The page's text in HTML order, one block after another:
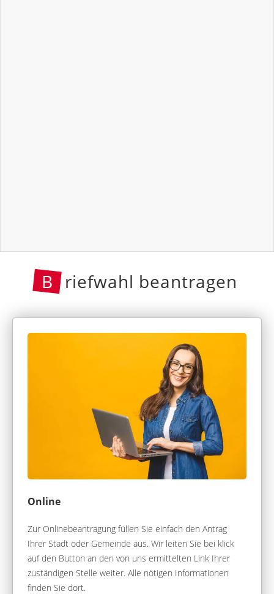
B riefwahl beantragen
Online
Zur Onlinebeantragung füllen Sie einfach den Antrag
Ihrer Stadt oder Gemeinde aus. Wir leiten Sie bei klick
auf den Button an den von uns ermittelten Link Ihrer
zuständigen Stelle weiter. Alle nötigen Informationen
finden Sie dort.